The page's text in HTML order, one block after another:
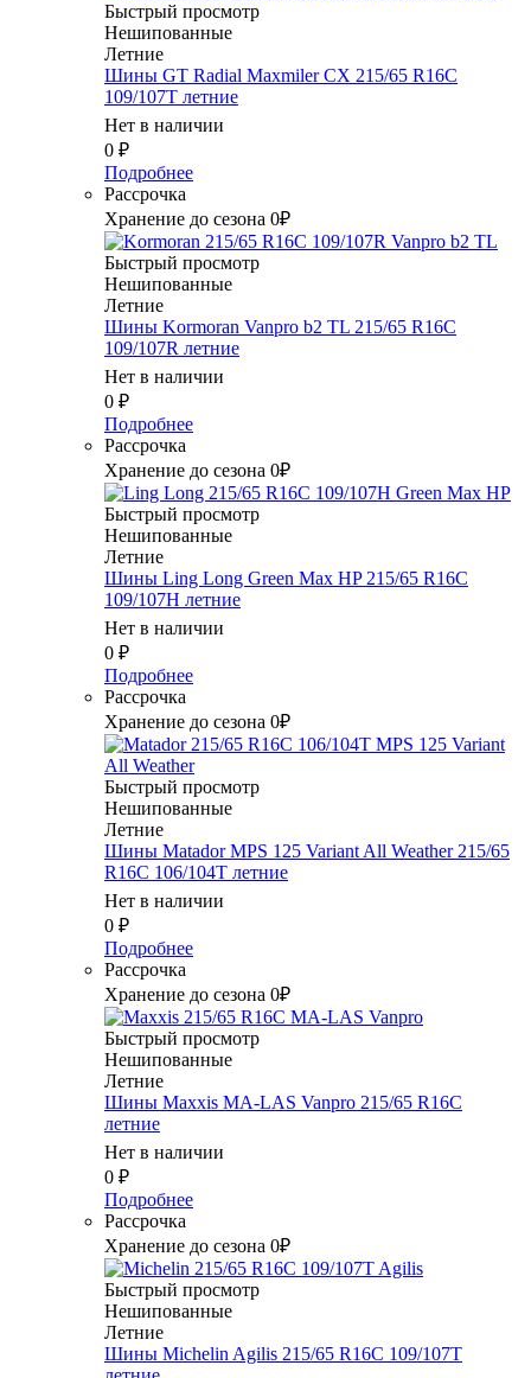
Быстрый просмотр
Нешипованные
Летние
Шины GT Radial Maxmiler CX 215/65 R16C
109/107T летние
Нет в наличии
0 ₽
Подробнее
Рассрочка
Хранение до сезона 0₽
Быстрый просмотр
Нешипованные
Летние
Шины Kormoran Vanpro b2 TL 215/65 R16C
109/107R летние
Нет в наличии
0 ₽
Подробнее
Рассрочка
Хранение до сезона 0₽
Быстрый просмотр
Нешипованные
Летние
Шины Ling Long Green Max HP 215/65 R16C
109/107H летние
Нет в наличии
0 ₽
Подробнее
Рассрочка
Хранение до сезона 0₽
Быстрый просмотр
Нешипованные
Летние
Шины Matador MPS 125 Variant All Weather 215/65
R16C 106/104T летние
Нет в наличии
0 ₽
Подробнее
Рассрочка
Хранение до сезона 0₽
Быстрый просмотр
Нешипованные
Летние
Шины Maxxis MA-LAS Vanpro 215/65 R16C
летние
Нет в наличии
0 ₽
Подробнее
Рассрочка
Хранение до сезона 0₽
Быстрый просмотр
Нешипованные
Летние
Шины Michelin Agilis 215/65 R16C 109/107T